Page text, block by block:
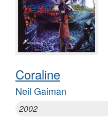
Coraline
Neil Gaiman
2002